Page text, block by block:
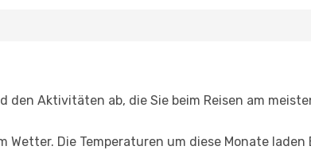
Aktivitäten ab, die Sie beim Reisen am
Die Temperaturen um diese Monate laden